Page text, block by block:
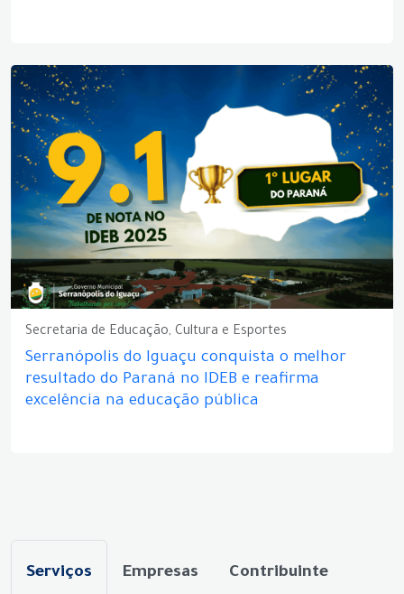
Secretaria de Educação, Cultura e Esportes
Serranópolis do Iguaçu conquista o melhor
resultado do Paraná no IDEB e reafirma
excelência na educação pública
Serviços Empresas Contribuinte